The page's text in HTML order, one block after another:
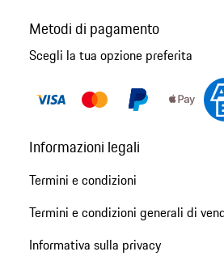
Metodi di pagamento
Scegli la tua opzione preferita
Informazioni legali
Termini e condizioni
Termini e condizioni generali di
Informativa sulla privacy